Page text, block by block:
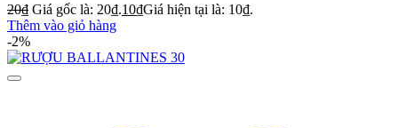
20₫ Giá gốc là: 20₫.10₫Giá hiện tại là: 10₫.
Thêm vào giỏ hàng
-2%